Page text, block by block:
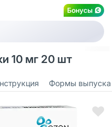
Бонусы
10 мг 20 шт
Формы выпуска